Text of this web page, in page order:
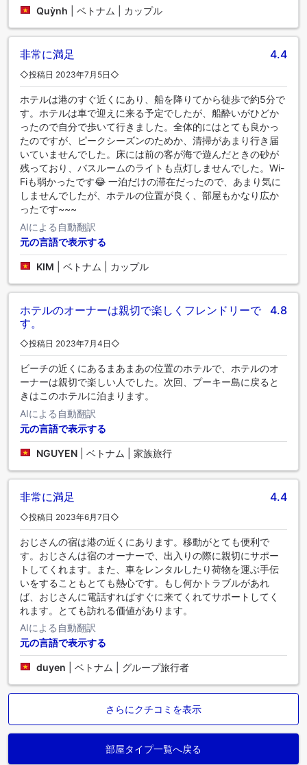
Quỳnh ベトナム | カップル
非常に満足 4.4
◇投稿日 2023年7月5日◇
ホテルは港のすぐ近くにあり、船を降りてから徒歩で約5分で
す。ホテルは車で迎えに来る予定でしたが、船酔いがひどか
ったので自分で歩いて行きました。全体的にはとても良かっ
たのですが、ピークシーズンのためか、清掃があまり行き届
いていませんでした。床には前の客が海で遊んだときの砂が
残っており、バスルームのライトも点灯しませんでした。Wi-
Fiも弱かったです😂 一泊だけの滞在だったので、あまり気に
しませんでしたが、ホテルの位置が良く、部屋もかなり広か
ったです~~~
AIによる自動翻訳
元の言語で表示する
KIM ベトナム | カップル
ホテルのオーナーは親切で楽しくフレンドリーで
す。
4.8
◇投稿日 2023年7月4日◇
ビーチの近くにあるまあまあの位置のホテルで、ホテルのオ
ーナーは親切で楽しい人でした。次回、プーキー島に戻ると
きはこのホテルに泊まります。
AIによる自動翻訳
元の言語で表示する
NGUYEN ベトナム | 家族旅行
非常に満足 4.4
◇投稿日 2023年6月7日◇
おじさんの宿は港の近くにあります。移動がとても便利で
す。おじさんは宿のオーナーで、出入りの際に親切にサポー
トしてくれます。また、車をレンタルしたり荷物を運ぶ手伝
いをすることもとても熱心です。もし何かトラブルがあれ
ば、おじさんに電話すればすぐに来てくれてサポートしてく
れます。とても訪れる価値があります。
AIによる自動翻訳
元の言語で表示する
duyen ベトナム | グループ旅行者
さらにクチコミを表示
部屋タイプ一覧へ戻る